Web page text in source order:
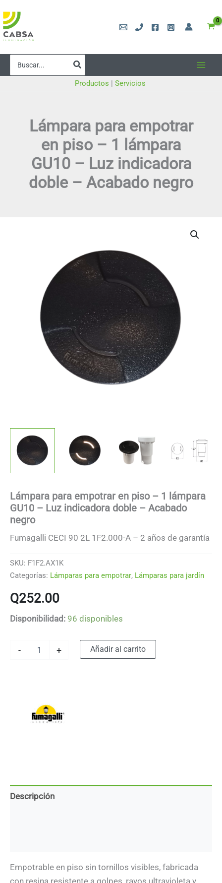
al
contenido
por:
Productos | Servicios
Lámpara para empotrar
en piso – 1 lámpara
GU10 – Luz indicadora
doble – Acabado negro
Lámpara para empotrar en piso – 1 lámpara
GU10 – Luz indicadora doble – Acabado
negro
Fumagalli CECI 90 2L 1F2.000-A – 2 años de garantía
SKU: F1F2.AX1K
Categorías: Lámparas para empotrar, Lámparas para jardín
Q252.00
Disponibilidad: 96 disponibles
-
lámpara
Acabado
negro
cantidad
+ Añadir al carrito
Descripción
Empotrable en piso sin tornillos visibles, fabricada